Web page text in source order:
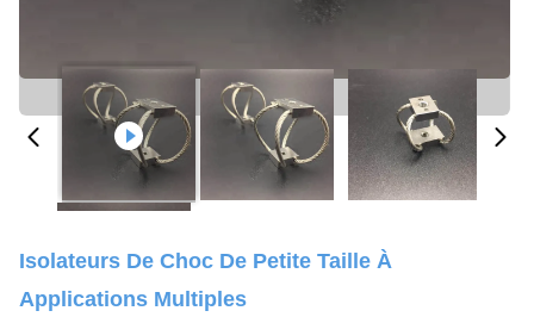
Isolateurs De Choc De Petite Taille À
Applications Multiples